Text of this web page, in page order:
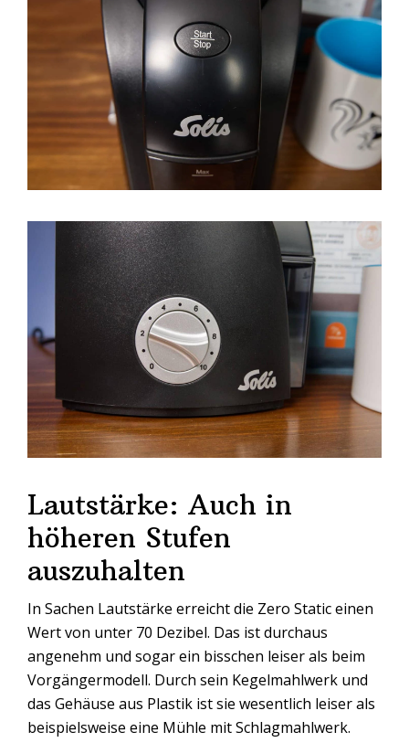
Lautstärke: Auch in
höheren Stufen
auszuhalten
In Sachen Lautstärke erreicht die Zero Static einen
Wert von unter 70 Dezibel. Das ist durchaus
angenehm und sogar ein bisschen leiser als beim
Vorgängermodell. Durch sein Kegelmahlwerk und
das Gehäuse aus Plastik ist sie wesentlich leiser als
beispielsweise eine Mühle mit Schlagmahlwerk.